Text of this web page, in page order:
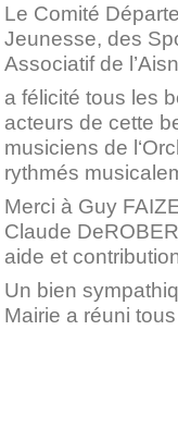
Le Comité
Jeunesse, des
Associatif de
a félicité tous les
acteurs de cette
musiciens de
rythmés
Merci à Guy
Claude
aide et
Un bien
Mairie a réuni